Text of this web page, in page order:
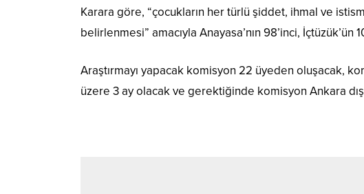
Karara göre, “çocukların her türlü şiddet, ihmal ve
belirlenmesi” amacıyla Anayasa’nın 98’inci, İçtüzük’ün
Araştırmayı yapacak komisyon 22 üyeden oluşacak,
üzere 3 ay olacak ve gerektiğinde komisyon Ankara